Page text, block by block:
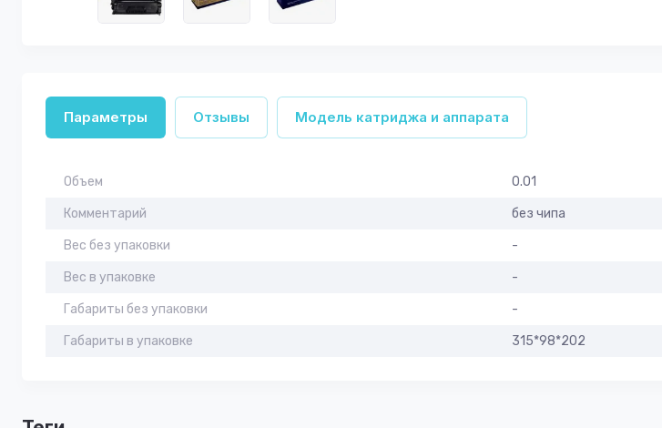
Параметры Отзывы Модель катриджа и аппарата
Объем 0.01
Комментарий без чипа
Вес без упаковки -
Вес в упаковке -
Габариты без упаковки -
Габариты в упаковке 315*98*202